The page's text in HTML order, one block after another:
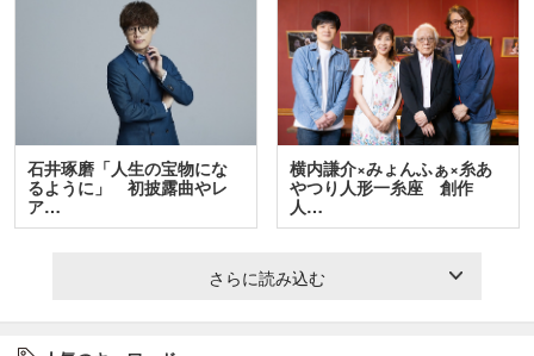
石井琢磨「人生の宝物にな
るように」 初披露曲やレ
ア…
横内謙介×みょんふぁ×糸あ
やつり人形一糸座 創作
人…
さらに読み込む